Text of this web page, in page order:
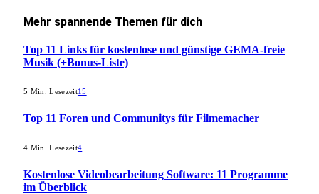
Mehr spannende Themen für dich
Top 11 Links für kostenlose und günstige GEMA-freie
Musik (+Bonus-Liste)
5 Min. Lesezeit15
Top 11 Foren und Communitys für Filmemacher
4 Min. Lesezeit4
Kostenlose Videobearbeitung Software: 11 Programme
im Überblick